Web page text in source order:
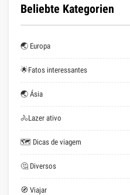
Beliebte Kategorien
🌏 Europa
🌟Fatos interessantes
🌏 Ásia
🚴Lazer ativo
🗺 Dicas de viagem
🤔 Diversos
🧭 Viajar